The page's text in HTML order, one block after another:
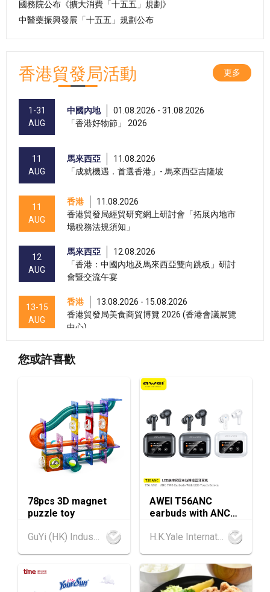
國務院公布《擴大消費「十五五」規劃》
中醫藥振興發展「十五五」規劃公布
香港貿發局活動 更多
1-31
AUG
中國內地
01.08.2026 - 31.08.2026
「香港好物節」 2026
11
AUG
馬來西亞
11.08.2026
「成就機遇．首選香港」- 馬來西亞吉隆坡
11
AUG
香港
11.08.2026
香港貿發局經貿研究網上研討會「拓展內地市
場稅務法規須知」
12
AUG
馬來西亞
12.08.2026
「香港：中國內地及馬來西亞雙向跳板」研討
會暨交流午宴
13-15
AUG
香港
13.08.2026 - 15.08.2026
香港貿發局美食商貿博覽 2026 (香港會議展覽
中心)
13-15
香港
香港貿發局香港國際茶展 2026 (香港會議展覽
AUG
香港
13.08.2026 - 17.08.2026
香港貿發局家電‧家居‧博覽 2026 (香港會議展
覽中心)
13-17
AUG
香港
13.08.2026 - 17.08.2026
香港貿發局美與健生活博覽 2026 (香港會議展
13-15
AUG
香港
13.08.2026 - 15.08.2026
國際現代化中醫藥及健康產品會議 2026 (香港
13-17
AUG
香港
13.08.2026 - 17.08.2026
香港貿發局美食博覽 2026 (香港會議展覽中心)
您或許喜歡
78pcs 3D magnet
puzzle toy
GuYi (HK) Industrial Co.,Limited
AWEI T56ANC
earbuds with ANC
H.K.Yale International Industry Co., Limited